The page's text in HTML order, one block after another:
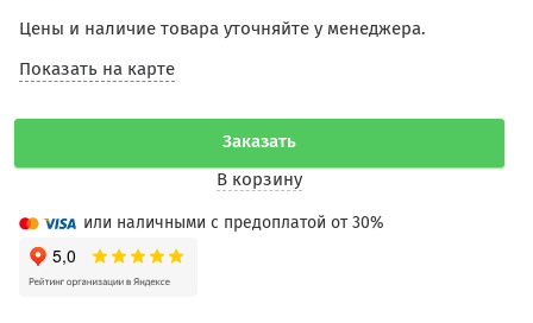
Цены и наличие товара уточняйте у менеджера.
Показать на карте
Заказать
В корзину
или наличными с предоплатой от 30%